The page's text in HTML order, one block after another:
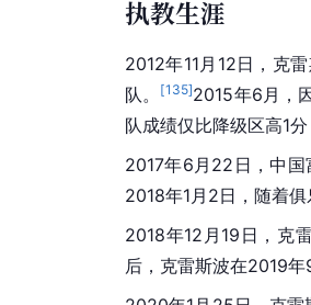
执教生涯
2012年11月12日，克
队。
[135]2015年6月，
队成绩仅比降级区高1
2017年6月22日，中
2018年1月2日，随着
2018年12月19日，克
后，克雷斯波在2019